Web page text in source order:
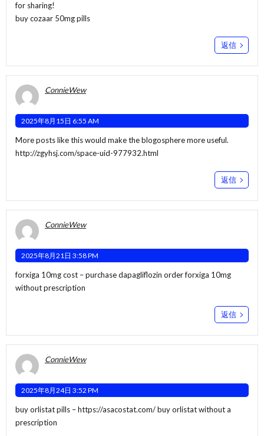
for sharing!
buy cozaar 50mg pills
返信
ConnieWew
2025年8月15日 6:55 AM
More posts like this would make the blogosphere more useful.
http://zgyhsj.com/space-uid-977932.html
返信
ConnieWew
2025年8月21日 3:58 PM
forxiga 10mg cost –purchase dapagliflozin order forxiga 10mg
without prescription
返信
ConnieWew
2025年8月24日 3:52 PM
buy orlistat pills –https://asacostat.com/buy orlistat without a
prescription